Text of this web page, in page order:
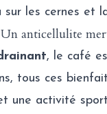
les cernes et
Un anticellulite
, le café
tous ces
une activité